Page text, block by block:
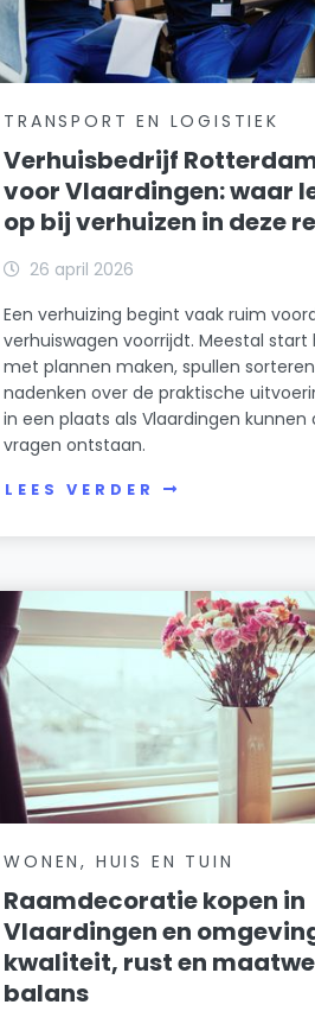
TRANSPORT EN LOGISTIEK
Verhuisbedrijf
voor Vlaardingen: waar
op bij verhuizen in deze
26 april 2026
Een verhuizing begint vaak ruim
verhuiswagen voorrijdt. Meestal start
met plannen maken, spullen
nadenken over de praktische
in een plaats als Vlaardingen kunnen
vragen ontstaan.
LEES VERDER
WONEN, HUIS EN TUIN
Raamdecoratie kopen in
Vlaardingen en
kwaliteit, rust en
balans